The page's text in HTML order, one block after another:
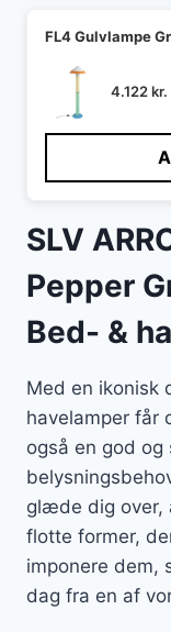
FL4 Gulvlampe
4.122kr.
SLV
Pepper
Bed- &
Med en ikonisk
havelamper får
også en god
glæde dig over,
flotte former,
imponere dem,
dag fra en af